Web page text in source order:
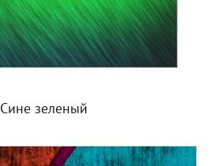
Сине зеленый